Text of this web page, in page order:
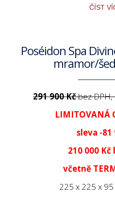
ČÍST
Poséidon Spa
mramor/
291 900 Kčbez
LIMITOVANÁ
sleva -81
210 000 Kč
včetně
225 x 225 x